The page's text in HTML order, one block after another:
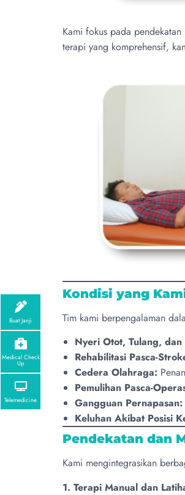
Kami fokus pada
terapi yang komprehensif,
Kondisi yang
Tim kami berpengalaman
Nyeri Otot, Tulang, dan
Rehabilitasi Pasca-
Cedera Olahraga:
Pemulihan Pasca-
Gangguan Pernapasan:
Keluhan Akibat Posisi
Pendekatan dan
Kami mengintegrasikan
1. Terapi Manual dan
Buat Janji
Medical Check
Up
Telemedicine